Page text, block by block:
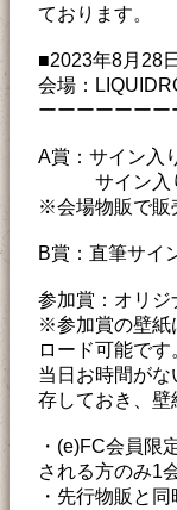
ております。
■2023年8月28
会場：
ーーーーーーー
A賞：サイン入
サイン入り
※会場物販で販
B賞：直筆サイ
参加賞：オリジ
※参加賞の壁紙
ロード可能です
当日お時間が
存しておき、壁
・(e)FC会員限
される方のみ1
・先行物販と